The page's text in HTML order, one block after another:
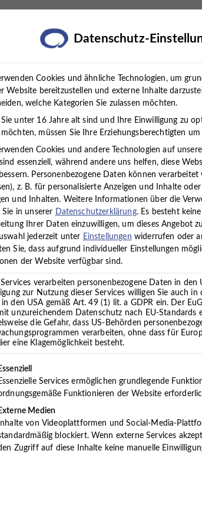
Standorte
News / SPEEDDATING MIT JOBAUSSICHT
MIT
die IHK Stade junge Leute zum fünften
ein. Dann haben Schüler und
über diverse Ausbildungsberufe
Chefs und Chefinnen von morgen
unsere Erfolgsgeschichte
Datenschutz-
Cookies und ähnliche Technologien, um
Website bereitzustellen und externe Inhalte
welche Kategorien Sie zulassen möchten.
unter 16 Jahre alt sind und Ihre Einwilligung zu
möchten, müssen Sie Ihre Erziehungsberechtigten
Cookies und andere Technologien auf
essenziell, während andere uns helfen, diese
Personenbezogene Daten können verarbeitet
z. B. für personalisierte Anzeigen und Inhalte
und Inhalten. Weitere Informationen über die
in unserer Datenschutzerklärung. Es besteht
Ihrer Daten einzuwilligen, um dieses Angebot
jederzeit unter Einstellungen widerrufen oder
Sie, dass aufgrund individueller Einstellungen
der Website verfügbar sind.
Services verarbeiten personenbezogene Daten in den
zur Nutzung dieser Services willigen Sie auch in
in den USA gemäß Art. 49 (1) lit. a GDPR ein. Der
unzureichendem Datenschutz nach EU-Standards
die Gefahr, dass US-Behörden
verarbeiten, ohne dass für
eine Klagemöglichkeit besteht.
eine Liste der Service-Gruppen, für die
Services ermöglichen grundlegende
Funktionieren der Website
Medien
Inhalte von Videoplattformen und Social-Media-
blockiert. Wenn externe Services
Zugriff auf diese Inhalte keine manuelle